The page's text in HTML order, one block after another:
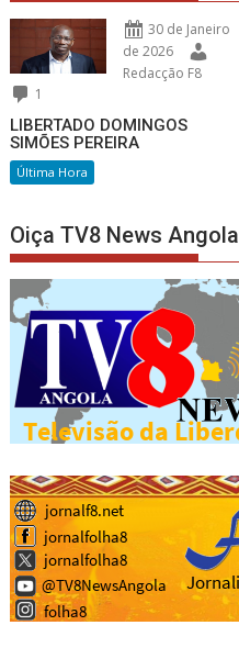
30 de Janeiro
de 2026
Redacção F8
1
LIBERTADO DOMINGOS
SIMÕES PEREIRA
Última Hora
Oiça TV8 News Angola